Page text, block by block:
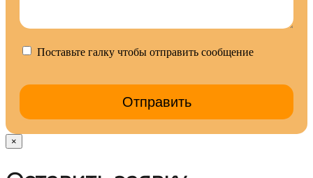
Поставьте галку чтобы отправить сообщение
×